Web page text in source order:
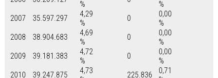
%
%
2007
35.597.297
4,29
%
0
0,00
%
2008
38.904.683
4,69
%
0
0,00
%
2009
39.181.383
4,72
%
0
0,00
%
2010
39.247.875
4,73
225.836
0,71